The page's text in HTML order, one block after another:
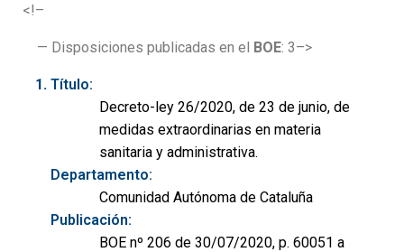
<!–
— Disposiciones publicadas en el BOE: 3–>
Título:
Decreto-ley 26/2020, de 23 de junio, de
medidas extraordinarias en materia
sanitaria y administrativa.
Departamento:
Comunidad Autónoma de Cataluña
Publicación:
BOE nº 206 de 30/07/2020, p. 60051 a